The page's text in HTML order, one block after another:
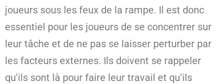
joueurs sous les feux de la rampe. Il est donc
essentiel pour les joueurs de se concentrer sur
leur tâche et de ne pas se laisser perturber par
les facteurs externes. Ils doivent se rappeler
qu'ils sont là pour faire leur travail et qu'ils